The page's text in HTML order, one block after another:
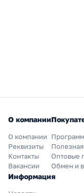
О компании
О компании
Реквизиты
Контакты
Вакансии
Оптовые
Обмен и
Информация